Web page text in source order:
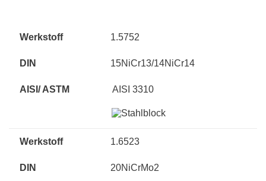
1.5752
15NiCr13/14NiCr14
AISI 3310
1.6523
20NiCrMo2